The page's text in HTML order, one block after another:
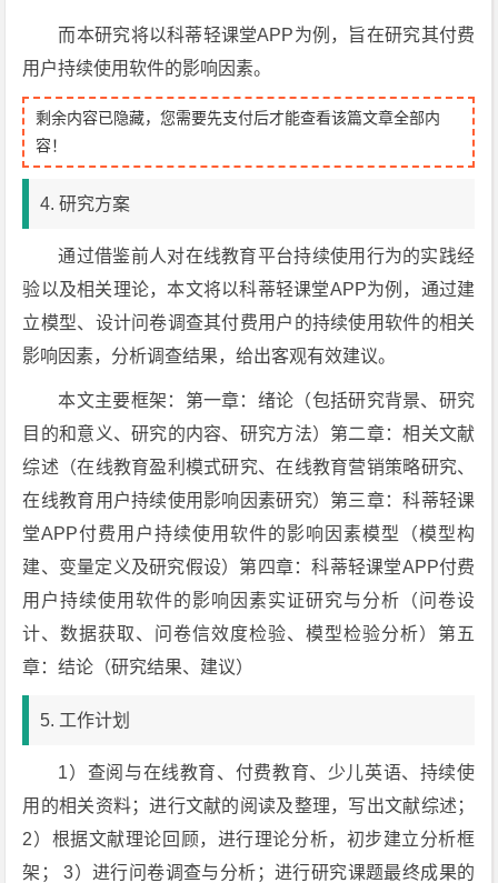
而本研究将以科蒂轻课堂APP为例，旨在研究其付费
用户持续使用软件的影响因素。
剩余内容已隐藏，您需要先支付后才能查看该篇文章全部内
容！
4. 研究方案
通过借鉴前人对在线教育平台持续使用行为的实践经
验以及相关理论，本文将以科蒂轻课堂APP为例，通过建
立模型、设计问卷调查其付费用户的持续使用软件的相关
影响因素，分析调查结果，给出客观有效建议。
本文主要框架：第一章：绪论（包括研究背景、研究
目的和意义、研究的内容、研究方法）第二章：相关文献
综述（在线教育盈利模式研究、在线教育营销策略研究、
在线教育用户持续使用影响因素研究）第三章：科蒂轻课
堂APP付费用户持续使用软件的影响因素模型（模型构
建、变量定义及研究假设）第四章：科蒂轻课堂APP付费
用户持续使用软件的影响因素实证研究与分析（问卷设
计、数据获取、问卷信效度检验、模型检验分析）第五
章：结论（研究结果、建议）
5. 工作计划
1）查阅与在线教育、付费教育、少儿英语、持续使
用的相关资料；进行文献的阅读及整理，写出文献综述；
2）根据文献理论回顾，进行理论分析，初步建立分析框
架； 3）进行问卷调查与分析；进行研究课题最终成果的